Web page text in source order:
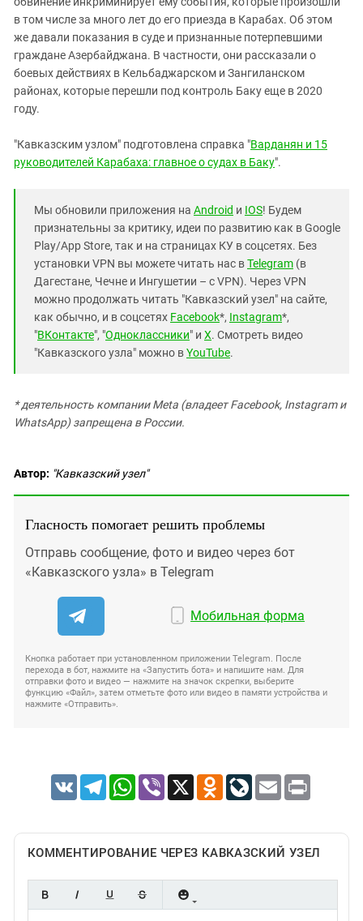
в том числе за много лет до его приезда в Карабах. Об этом
же давали показания в суде и признанные потерпевшими
граждане Азербайджана. В частности, они рассказали о
боевых действиях в Кельбаджарском и Зангиланском
районах, которые перешли под контроль Баку еще в 2020
году.
"Кавказским узлом" подготовлена справка "Варданян и 15
руководителей Карабаха: главное о судах в Баку".
Мы обновили приложения на Android и IOS! Будем
признательны за критику, идеи по развитию как в Google
Play/App Store, так и на страницах КУ в соцсетях. Без
установки VPN вы можете читать нас вTelegram (в
Дагестане, Чечне и Ингушетии – с VPN). Через VPN
можно продолжать читать "Кавказский узел" на сайте,
как обычно, и в соцсетях Facebook*, Instagram*,
"ВКонтакте", "Одноклассники" и X. Смотреть видео
"Кавказского узла" можно вYouTube.
* деятельность компании Meta (владеет Facebook, Instagram и
WhatsApp) запрещена в России.
Автор: "Кавказский узел"
Гласность помогает решить проблемы
Отправь сообщение, фото и видео через бот
«Кавказского узла» в Telegram
Мобильная форма
Кнопка работает при установленном приложении Telegram. После
перехода в бот, нажмите на «Запустить бота» и напишите нам. Для
отправки фото и видео — нажмите на значок скрепки, выберите
функцию «Файл», затем отметьте фото или видео в памяти устройства и
нажмите «Отправить».
VK TelegramWhatsApp
Viber X Odnoklassniki
LiveJournal
Email Print
КОММЕНТИРОВАНИЕ ЧЕРЕЗ КАВКАЗСКИЙ УЗЕЛ